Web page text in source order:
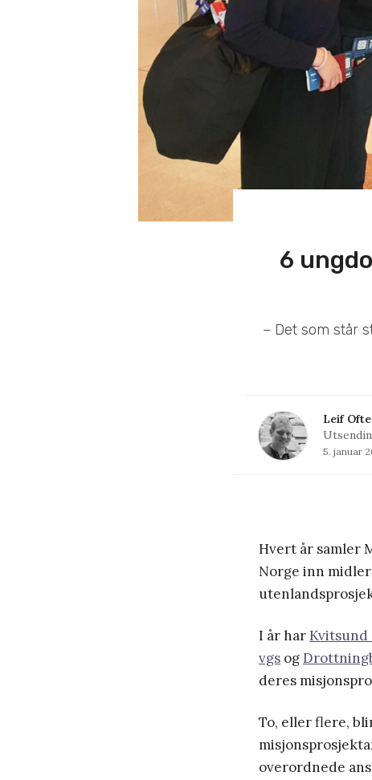
6
– Det som står
Leif
5. januar
Hvert år samler
Norge inn
I år har Kvitsund
vgs og
deres
To, eller flere,
overordnede